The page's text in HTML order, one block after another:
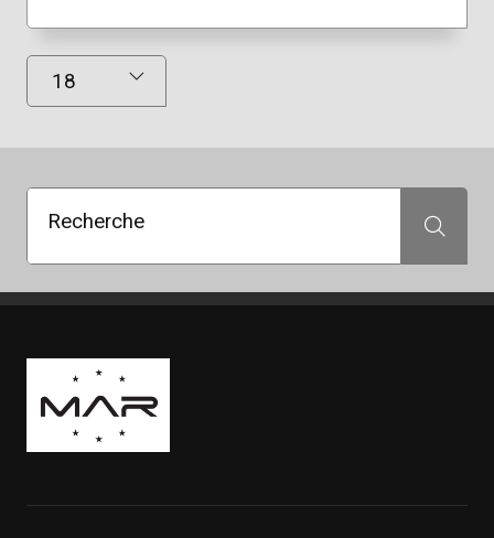
Résultats affichés
Recherche Recherche
Boutique Mags à Rabais